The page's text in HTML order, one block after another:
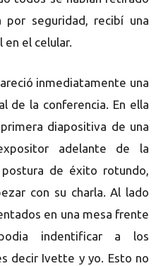
seguridad, recibí una
en el celular.
inmediatamente una
de la conferencia. En ella
diapositiva de una
adelante de la
de éxito rotundo,
con su charla. Al lado
en una mesa frente
indentificar a los
decir Ivette y yo. Esto no